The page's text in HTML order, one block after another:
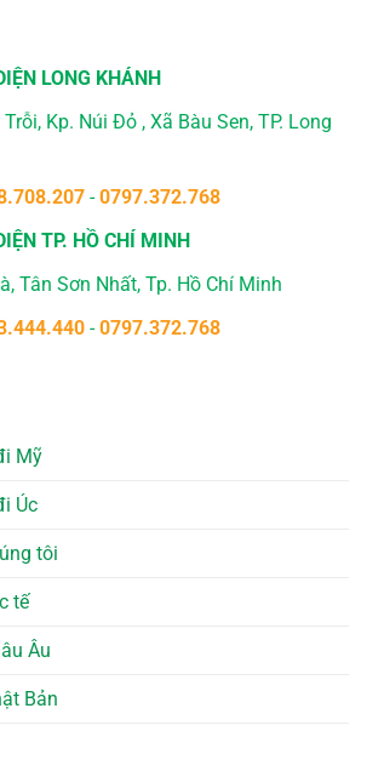
LONG KHÁNH
Kp. Núi Đỏ , Xã Bàu Sen, TP. Long
-0797.372.768
TP. HỒ CHÍ MINH
Tân Sơn Nhất, Tp. Hồ Chí Minh
-0797.372.768
Mỹ
Úc
tôi
tế
Âu
Bản